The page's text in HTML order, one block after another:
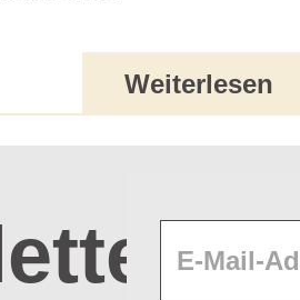
Weiterlesen